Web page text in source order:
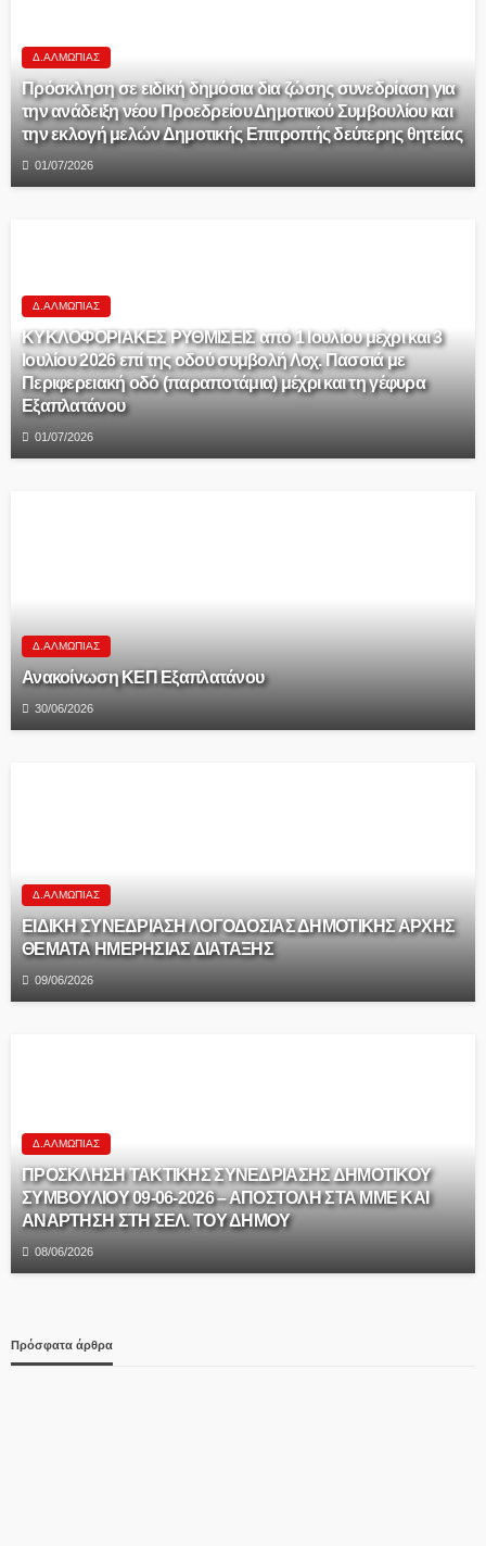
Δ.ΑΛΜΩΠΊΑΣ
Πρόσκληση σε ειδική δημόσια δια ζώσης συνεδρίαση για
την ανάδειξη νέου Προεδρείου Δημοτικού Συμβουλίου και
την εκλογή μελών Δημοτικής Επιτροπής δεύτερης θητείας
01/07/2026
Δ.ΑΛΜΩΠΊΑΣ
ΚΥΚΛΟΦΟΡΙΑΚΕΣ ΡΥΘΜΙΣΕΙΣ από 1 Ιουλίου μέχρι και 3
Ιουλίου 2026 επί της οδού συμβολή Λοχ. Πασσιά με
Περιφερειακή οδό (παραποτάμια) μέχρι και τη γέφυρα
Εξαπλατάνου
01/07/2026
Δ.ΑΛΜΩΠΊΑΣ
Ανακοίνωση ΚΕΠ Εξαπλατάνου
30/06/2026
Δ.ΑΛΜΩΠΊΑΣ
ΕΙΔΙΚΗ ΣΥΝΕΔΡΙΑΣΗ ΛΟΓΟΔΟΣΙΑΣ ΔΗΜΟΤΙΚΗΣ ΑΡΧΗΣ
ΘΕΜΑΤΑ ΗΜΕΡΗΣΙΑΣ ΔΙΑΤΑΞΗΣ
09/06/2026
Δ.ΑΛΜΩΠΊΑΣ
ΠΡΟΣΚΛΗΣΗ ΤΑΚΤΙΚΗΣ ΣΥΝΕΔΡΙΑΣΗΣ ΔΗΜΟΤΙΚΟΥ
ΣΥΜΒΟΥΛΙΟΥ 09-06-2026 – ΑΠΟΣΤΟΛΗ ΣΤΑ ΜΜΕ ΚΑΙ
ΑΝΑΡΤΗΣΗ ΣΤΗ ΣΕΛ. ΤΟΥ ΔΗΜΟΥ
08/06/2026
Πρόσφατα άρθρα